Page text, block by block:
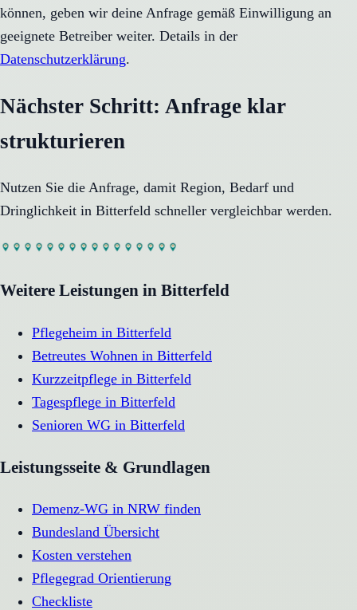
können, geben wir deine Anfrage gemäß Einwilligung an
geeignete Betreiber weiter. Details in der
Datenschutzerklärung.
Nächster Schritt: Anfrage klar
strukturieren
Nutzen Sie die Anfrage, damit Region, Bedarf und
Dringlichkeit in Bitterfeld schneller vergleichbar werden.
Weitere Leistungen in Bitterfeld
Pflegeheim in Bitterfeld
Betreutes Wohnen in Bitterfeld
Kurzzeitpflege in Bitterfeld
Tagespflege in Bitterfeld
Senioren WG in Bitterfeld
Leistungsseite & Grundlagen
Demenz-WG in NRW finden
Bundesland Übersicht
Kosten verstehen
Pflegegrad Orientierung
Checkliste